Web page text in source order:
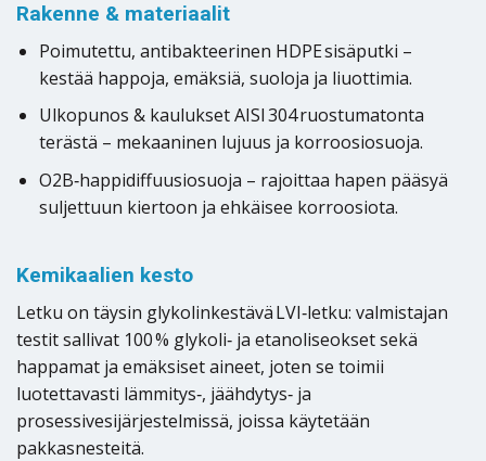
Rakenne & materiaalit
Poimutettu, antibakteerinen HDPE sisäputki –
kestää happoja, emäksiä, suoloja ja liuottimia.
Ulkopunos & kaulukset AISI 304 ruostumatonta
terästä – mekaaninen lujuus ja korroosiosuoja.
O2B‑happidiffuusiosuoja – rajoittaa hapen pääsyä
suljettuun kiertoon ja ehkäisee korroosiota.
Kemikaalien kesto
Letku on täysin glykolinkestävä LVI‑letku: valmistajan
testit sallivat 100 % glykoli‑ ja etanoliseokset sekä
happamat ja emäksiset aineet, joten se toimii
luotettavasti lämmitys‑, jäähdytys‑ ja
prosessivesijärjestelmissä, joissa käytetään
pakkasnesteitä.